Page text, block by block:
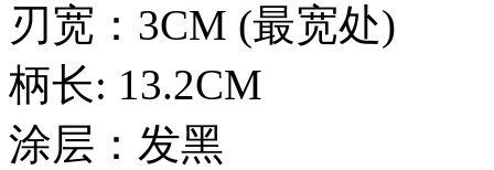
刃宽：3CM (最宽处)
柄长: 13.2CM
涂层：发黑